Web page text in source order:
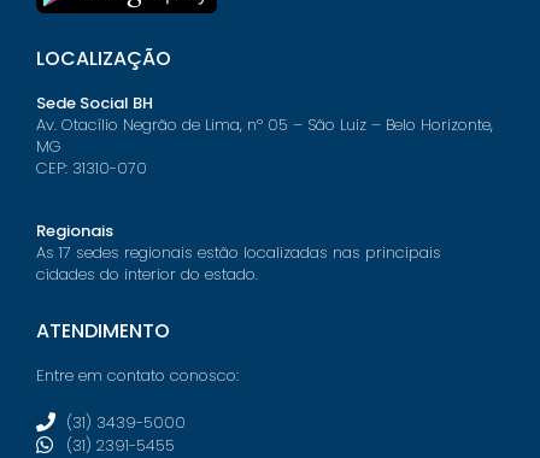
LOCALIZAÇÃO
Sede Social BH
Av. Otacílio Negrão de Lima, nº 05 – São Luiz – Belo Horizonte,
MG
CEP: 31310-070
Regionais
As 17 sedes regionais estão localizadas nas principais
cidades do interior do estado.
ATENDIMENTO
Entre em contato conosco:
(31) 3439-5000
(31) 2391-5455